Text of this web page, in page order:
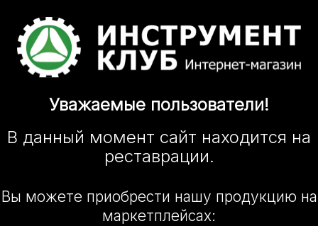
Уважаемые пользователи!
В данный момент сайт находится на
реставрации.
Вы можете приобрести нашу продукцию на
маркетплейсах: